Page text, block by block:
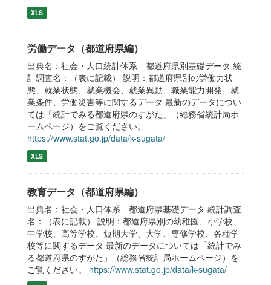
XLS
労働データ（都道府県編）
出典名：社会・人口統計体系 都道府県別基礎データ 統
計調査名：（表に記載） 説明：都道府県別の労働力状
態、就業状態、就業機会、就業異動、職業能力開発、就
業条件、労働災害等に関するデータ 最新のデータについ
ては「統計でみる都道府県のすがた」（総務省統計局ホ
ームページ）をご覧ください。
https://www.stat.go.jp/data/k-sugata/
XLS
教育データ（都道府県編）
出典名：社会・人口体系 都道府県基礎データ 統計調査
名：（表に記載） 説明：都道府県別の幼稚園、小学校、
中学校、高等学校、短期大学、大学、専修学校、各種学
校等に関するデータ 最新のデータについては「統計でみ
る都道府県のすがた」（総務省統計局ホームページ）を
ご覧ください。 https://www.stat.go.jp/data/k-sugata/